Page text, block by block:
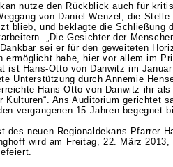
nutze den Rückblick auch für
von Daniel Wenzel, die Stelle
blieb, und beklagte die Schließung
„Die Gesichter der
sei er für den geweiteten
ermöglicht habe, hier vor allem im
ist Hans-Otto von Danwitz im
Unterstützung durch Annemie
Hans-Otto von Danwitz ihr
Kulturen“. Ans Auditorium gerichtet
vergangenen 15 Jahren begegnet
des neuen Regionaldekans Pfarrer
wird am Freitag, 22. März 2013,